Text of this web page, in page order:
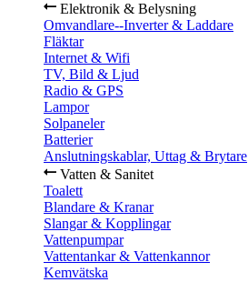
Elektronik & Belysning
Omvandlare--Inverter & Laddare
Fläktar
Internet & Wifi
TV, Bild & Ljud
Radio & GPS
Lampor
Solpaneler
Batterier
Anslutningskablar, Uttag & Brytare
Vatten & Sanitet
Toalett
Blandare & Kranar
Slangar & Kopplingar
Vattenpumpar
Vattentankar & Vattenkannor
Kemvätska